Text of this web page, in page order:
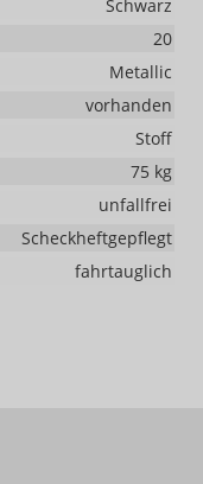
Schwarz
20
Metallic
vorhanden
Stoff
75 kg
unfallfrei
Scheckheftgepflegt
fahrtauglich